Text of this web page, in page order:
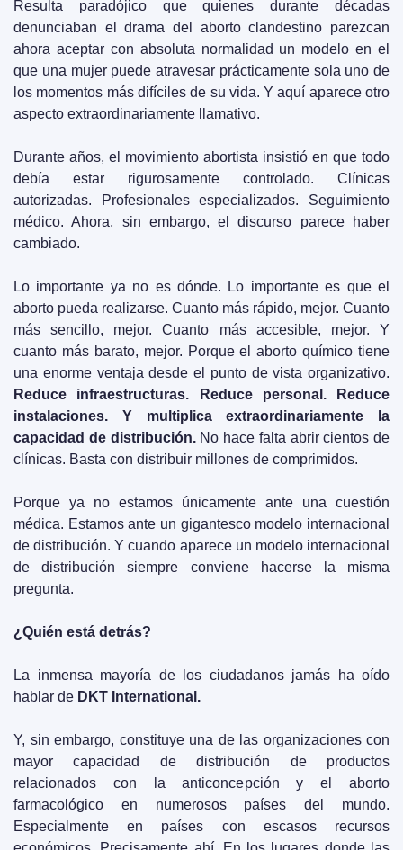
Resulta paradójico que quienes durante décadas
denunciaban el drama del aborto clandestino parezcan
ahora aceptar con absoluta normalidad un modelo en el
que una mujer puede atravesar prácticamente sola uno de
los momentos más difíciles de su vida. Y aquí aparece otro
aspecto extraordinariamente llamativo.
Durante años, el movimiento abortista insistió en que todo
debía estar rigurosamente controlado. Clínicas
autorizadas. Profesionales especializados. Seguimiento
médico. Ahora, sin embargo, el discurso parece haber
cambiado.
Lo importante ya no es dónde. Lo importante es que el
aborto pueda realizarse. Cuanto más rápido, mejor. Cuanto
más sencillo, mejor. Cuanto más accesible, mejor. Y
cuanto más barato, mejor. Porque el aborto químico tiene
Reduce infraestructuras. Reduce personal. Reduce
instalaciones. Y multiplica extraordinariamente la
capacidad de distribución. No hace falta abrir cientos de
clínicas. Basta con distribuir millones de comprimidos.
Porque ya no estamos únicamente ante una cuestión
médica. Estamos ante un gigantesco modelo internacional
de distribución. Y cuando aparece un modelo internacional
de distribución siempre conviene hacerse la misma
pregunta.
¿Quién está detrás?
La inmensa mayoría de los ciudadanos jamás ha oído
hablar de DKT International.
Y, sin embargo, constituye una de las organizaciones con
mayor capacidad de distribución de productos
relacionados con la anticoncepción y el aborto
farmacológico en numerosos países del mundo.
Especialmente en países con escasos recursos